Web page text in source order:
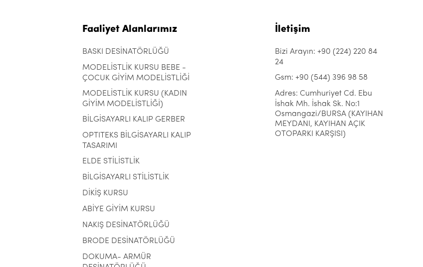
Faaliyet Alanlarımız
BASKI DESİNATÖRLÜĞÜ
MODELİSTLİK KURSU BEBE -
ÇOCUK GİYİM MODELİSTLİĞİ
MODELİSTLİK KURSU (KADIN
GİYİM MODELİSTLİĞİ)
BİLGİSAYARLI KALIP GERBER
OPTITEKS BİLGİSAYARLI KALIP
TASARIMI
ELDE STİLİSTLİK
BİLGİSAYARLI STİLİSTLİK
DİKİŞ KURSU
ABİYE GİYİM KURSU
NAKIŞ DESİNATÖRLÜĞÜ
BRODE DESİNATÖRLÜĞÜ
DOKUMA- ARMÜR
İletişim
Bizi Arayın: +90 (224) 220 84
24
Gsm: +90 (544) 396 98 58
Adres: Cumhuriyet Cd. Ebu
İshak Mh. İshak Sk. No:1
Osmangazi/BURSA (KAYIHAN
MEYDANI, KAYIHAN AÇIK
OTOPARKI KARŞISI)